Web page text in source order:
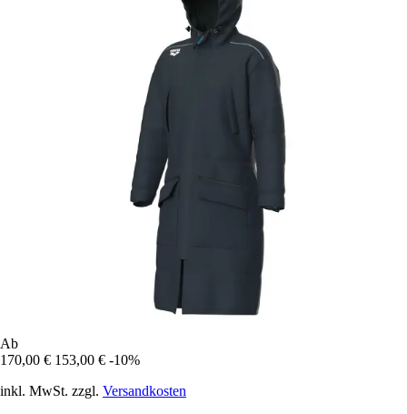
Ab
170,00 € 153,00 € -10%
inkl. MwSt. zzgl. Versandkosten